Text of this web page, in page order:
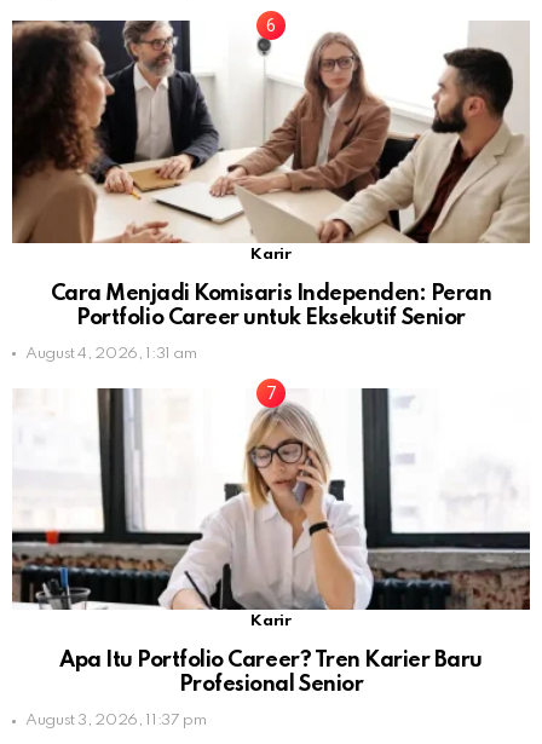
Karir
Cara Menjadi Komisaris Independen: Peran
Portfolio Career untuk Eksekutif Senior
August 4, 2026, 1:31 am
Karir
Apa Itu Portfolio Career? Tren Karier Baru
Profesional Senior
August 3, 2026, 11:37 pm